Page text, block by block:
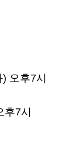
오후7시
후7시